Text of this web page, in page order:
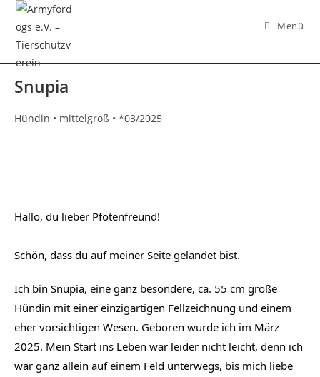
Menü
Snupia
Hündin • mittelgroß • *03/2025
Hallo, du lieber Pfotenfreund!
Schön, dass du auf meiner Seite gelandet bist.
Ich bin Snupia, eine ganz besondere, ca. 55 cm große
Hündin mit einer einzigartigen Fellzeichnung und einem
eher vorsichtigen Wesen. Geboren wurde ich im März
2025. Mein Start ins Leben war leider nicht leicht, denn ich
war ganz allein auf einem Feld unterwegs, bis mich liebe